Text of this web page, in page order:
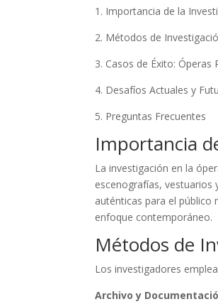
1. Importancia de la
2. Métodos de
3. Casos de Éxito: Óperas
4. Desafíos Actuales y
5. Preguntas Frecuentes
Importancia
La investigación en la
escenografías, vestuarios
auténticas para el público
enfoque contemporáneo.
Métodos de
Los investigadores
Archivo y